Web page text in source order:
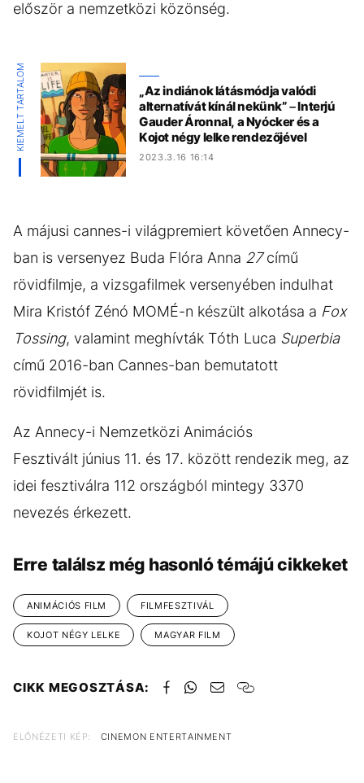
először a nemzetközi közönség.
KIEMELT TARTALOM
„Az indiánok látásmódja valódi
alternatívát kínál nekünk” – Interjú
Gauder Áronnal, a Nyócker és a
Kojot négy lelke rendezőjével
2023.3.16 16:14
A májusi cannes-i világpremiert követően Annecy-
ban is versenyez Buda Flóra Anna 27című
rövidfilmje, a vizsgafilmek versenyében indulhat
Mira Kristóf Zénó MOMÉ-n készült alkotása a Fox
Tossing, valamint meghívták Tóth Luca Superbia
című 2016-ban Cannes-ban bemutatott
rövidfilmjét is.
Az Annecy-i Nemzetközi Animációs
Fesztivált június 11. és 17. között rendezik meg, az
idei fesztiválra 112 országból mintegy 3370
nevezés érkezett.
Erre találsz még hasonló témájú cikkeket
ANIMÁCIÓS FILM FILMFESZTIVÁL
KOJOT NÉGY LELKE MAGYAR FILM
CIKK MEGOSZTÁSA:
ELŐNÉZETI KÉP: CINEMON ENTERTAINMENT